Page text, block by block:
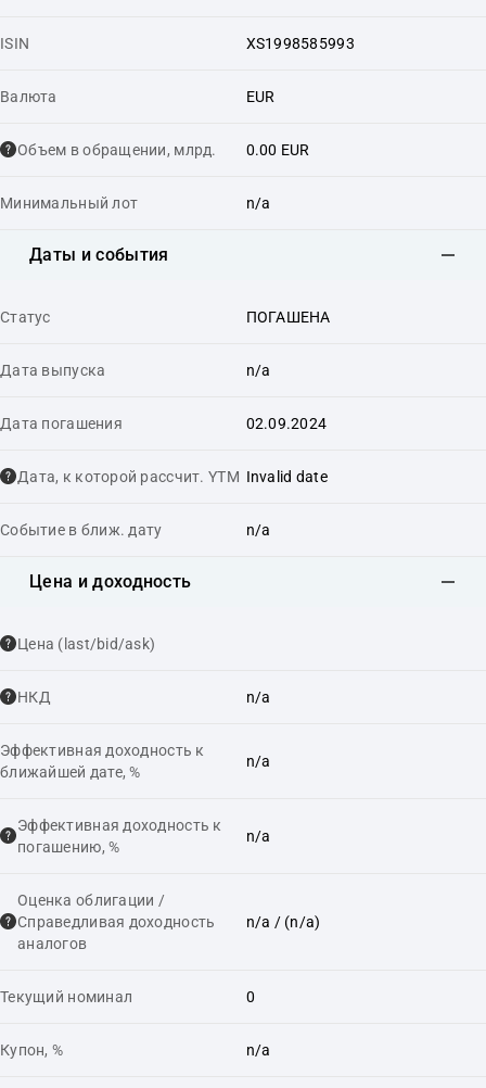
ISIN XS1998585993
Валюта EUR
Объем в обращении, млрд. 0.00 EUR
Минимальный лот n/a
Даты и события
Статус ПОГАШЕНА
Дата выпуска n/a
Дата погашения 02.09.2024
Дата, к которой рассчит. YTM Invalid date
Событие в ближ. дату n/a
Цена и доходность
Цена (last/bid/ask)
НКД n/a
Эффективная доходность к
ближайшей дате, %
n/a
Эффективная доходность к
погашению, %
n/a
Оценка облигации /
Справедливая доходность
аналогов
n/a / (n/a)
Текущий номинал 0
Купон, % n/a